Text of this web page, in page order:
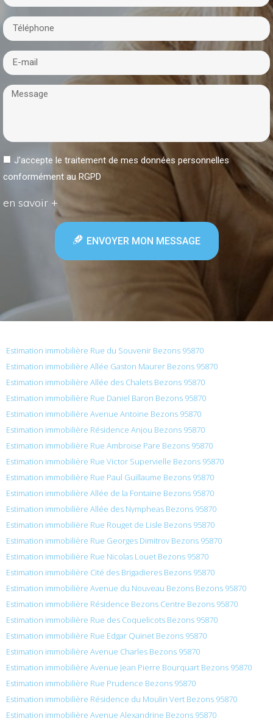
J'accepte le traitement de mes données personnelles
conformément au RGPD
en savoir +
ENVOYER MON MESSAGE
Estimation immobilière Rue du Souvenir Bezons 95870
Estimation immobilière Allée Gaston Maurer Bezons 95870
Estimation immobilière Allée des Chalets Bezons 95870
Estimation immobilière Rue Daniel Baron Bezons 95870
Estimation immobilière Avenue Antoine Bezons 95870
Estimation immobilière Résidence Anjou Bezons 95870
Estimation immobilière Rue Ambroise Pare Bezons 95870
Estimation immobilière Rue Victor Supervielle Bezons 95870
Estimation immobilière Rue Paul Guillaume Bezons 95870
Estimation immobilière Allée de la Fontaine Bezons 95870
Estimation immobilière Allée des Nympheas Bezons 95870
Estimation immobilière Rue Rouget de Lisle Bezons 95870
Estimation immobilière Rue Georges Dimitrov Bezons 95870
Estimation immobilière Rue Nicolas Louet Bezons 95870
Estimation immobilière Cité des Brigadieres Bezons 95870
Estimation immobilière Avenue du Nouveau Bezons Bezons 95870
Estimation immobilière Résidence Bezons Centre Bezons 95870
Estimation immobilière Rue des Coquelicots Bezons 95870
Estimation immobilière Rue Edgar Quinet Bezons 95870
Estimation immobilière Avenue Charles Bezons 95870
Estimation immobilière Avenue Jean Pierre Bourquart Bezons 95870
Estimation immobilière Rue Prudence Bezons 95870
Estimation immobilière Résidence du Moulin Vert Bezons 95870
Estimation immobilière Avenue Alexandrine Bezons 95870